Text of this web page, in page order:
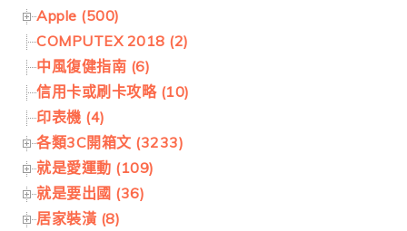
Apple (500)
COMPUTEX 2018 (2)
中風復健指南 (6)
信用卡或刷卡攻略 (10)
印表機 (4)
各類3C開箱文 (3233)
就是愛運動 (109)
就是要出國 (36)
居家裝潢 (8)